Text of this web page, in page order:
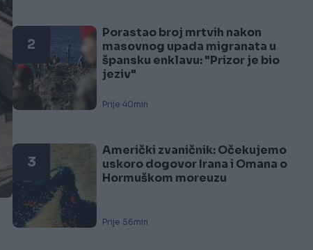
2
Porastao broj mrtvih nakon
masovnog upada migranata u
špansku enklavu: "Prizor je bio
jeziv"
Prije 40min
3
Američki zvaničnik: Očekujemo
uskoro dogovor Irana i Omana o
Hormuškom moreuzu
Prije 56min